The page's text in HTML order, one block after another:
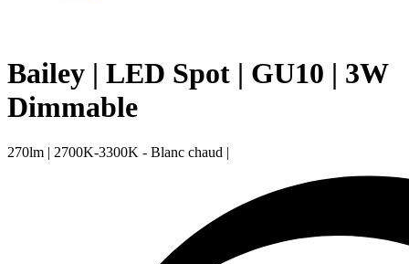
Bailey | LED Spot | GU10 | 3W
Dimmable
270lm | 2700K-3300K - Blanc chaud |